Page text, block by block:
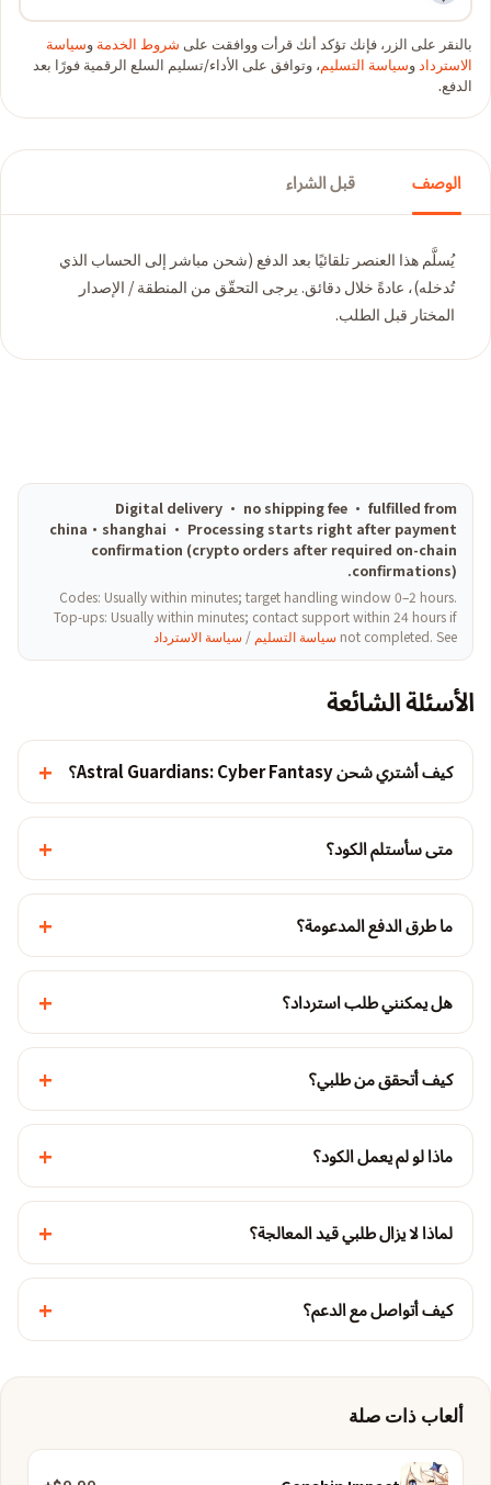
بالنقر على الزر، فإنك تؤكد أنك قرأت ووافقت على شروط الخدمة وسياسة
الاستردادوسياسة التسليم، وتوافق على الأداء/تسليم السلع الرقمية فورًا بعد
الدفع.
الوصف قبل الشراء
يُسلَّم هذا العنصر تلقائيًا بعد الدفع (شحن مباشر إلى الحساب الذي
تُدخله)، عادةً خلال دقائق. يرجى التحقّق من المنطقة / الإصدار
المختار قبل الطلب.
Digital delivery · no shipping fee · fulfilled from
china·shanghai · Processing starts right after payment
confirmation (crypto orders after required on-chain
confirmations).
Codes: Usually within minutes; target handling window 0–2 hours.
Top-ups: Usually within minutes; contact support within 24 hours if
not completed. See سياسة التسليم / سياسة الاسترداد
الأسئلة الشائعة
كيف أشتري شحن Astral Guardians: Cyber Fantasy؟ +
متى سأستلم الكود؟ +
ما طرق الدفع المدعومة؟ +
هل يمكنني طلب استرداد؟ +
كيف أتحقق من طلبي؟ +
ماذا لو لم يعمل الكود؟ +
لماذا لا يزال طلبي قيد المعالجة؟ +
كيف أتواصل مع الدعم؟ +
ألعاب ذات صلة